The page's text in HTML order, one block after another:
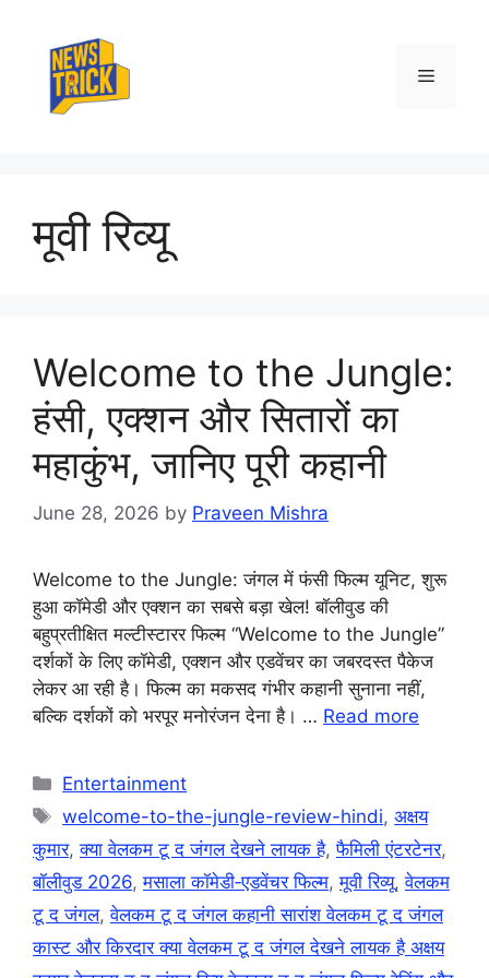
content
Menu
मूवी रिव्यू
Welcome to the Jungle:
हंसी, एक्शन और सितारों का
महाकुंभ, जानिए पूरी कहानी
June 28, 2026 by Praveen Mishra
Welcome to the Jungle: जंगल में फंसी फिल्म यूनिट, शुरू
हुआ कॉमेडी और एक्शन का सबसे बड़ा खेल! बॉलीवुड की
बहुप्रतीक्षित मल्टीस्टारर फिल्म “Welcome to the Jungle”
दर्शकों के लिए कॉमेडी, एक्शन और एडवेंचर का जबरदस्त पैकेज
लेकर आ रही है। फिल्म का मकसद गंभीर कहानी सुनाना नहीं,
बल्कि दर्शकों को भरपूर मनोरंजन देना है। … Read more
Categories
Entertainment
Tags
welcome-to-the-jungle-review-hindi,अक्षय
कुमार,क्या वेलकम टू द जंगल देखने लायक है,फैमिली एंटरटेनर,
बॉलीवुड 2026,मसाला कॉमेडी‑एडवेंचर फिल्म,मूवी रिव्यू,वेलकम
टू द जंगल,वेलकम टू द जंगल कहानी सारांश वेलकम टू द जंगल
कास्ट और किरदार क्या वेलकम टू द जंगल देखने लायक है अक्षय